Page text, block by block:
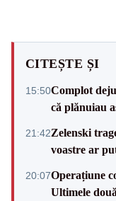
CITEȘTE ȘI
15:50Complot
că plănuiau
21:42Zelenski
voastre ar
20:07Operațiune
Ultimele